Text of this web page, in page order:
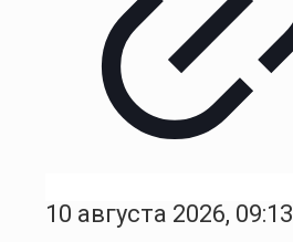
10 августа 2026, 09:13